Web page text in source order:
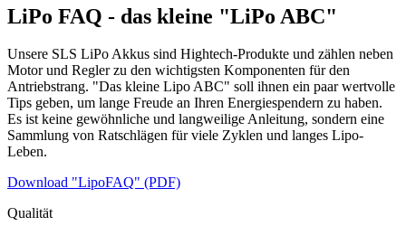
LiPo FAQ - das kleine "LiPo ABC"
Unsere SLS LiPo Akkus sind Hightech-Produkte und zählen neben
Motor und Regler zu den wichtigsten Komponenten für den
Antriebstrang. "Das kleine Lipo ABC" soll ihnen ein paar wertvolle
Tips geben, um lange Freude an Ihren Energiespendern zu haben.
Es ist keine gewöhnliche und langweilige Anleitung, sondern eine
Sammlung von Ratschlägen für viele Zyklen und langes Lipo-
Leben.
Download "LipoFAQ" (PDF)
Qualität